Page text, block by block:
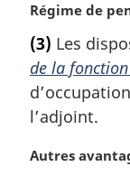
l
:
N
t
e
m
a
g
Régime de
(3) Les
de la
l’adjoint.
N
Autres